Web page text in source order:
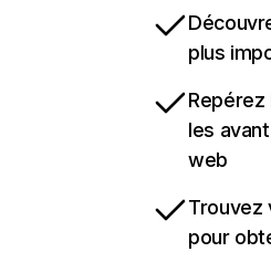
plus
les
web
Trouvez
pour